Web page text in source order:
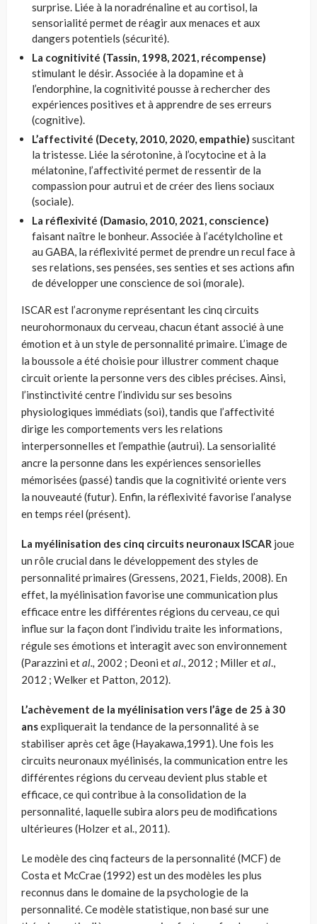
surprise. Liée à la noradrénaline et au cortisol, la
sensorialité permet de réagir aux menaces et aux
dangers potentiels (sécurité).
La cognitivité (Tassin, 1998, 2021, récompense)
stimulant le désir. Associée à la dopamine et à
l’endorphine, la cognitivité pousse à rechercher des
expériences positives et à apprendre de ses erreurs
(cognitive).
L’affectivité (Decety, 2010, 2020, empathie) suscitant
la tristesse. Liée la sérotonine, à l’ocytocine et à la
mélatonine, l’affectivité permet de ressentir de la
compassion pour autrui et de créer des liens sociaux
(sociale).
La réflexivité (Damasio, 2010, 2021, conscience)
faisant naître le bonheur. Associée à l’acétylcholine et
au GABA, la réflexivité permet de prendre un recul face à
ses relations, ses pensées, ses senties et ses actions afin
de développer une conscience de soi (morale).
ISCAR est l’acronyme représentant les cinq circuits
neurohormonaux du cerveau, chacun étant associé à une
émotion et à un style de personnalité primaire. L’image de
la boussole a été choisie pour illustrer comment chaque
circuit oriente la personne vers des cibles précises. Ainsi,
l’instinctivité centre l’individu sur ses besoins
physiologiques immédiats (soi), tandis que l’affectivité
dirige les comportements vers les relations
interpersonnelles et l’empathie (autrui). La sensorialité
ancre la personne dans les expériences sensorielles
mémorisées (passé) tandis que la cognitivité oriente vers
la nouveauté (futur). Enfin, la réflexivité favorise l’analyse
en temps réel (présent).
La myélinisation des cinq circuits neuronaux ISCAR joue
un rôle crucial dans le développement des styles de
personnalité primaires (Gressens, 2021, Fields, 2008). En
effet, la myélinisation favorise une communication plus
efficace entre les différentes régions du cerveau, ce qui
influe sur la façon dont l’individu traite les informations,
régule ses émotions et interagit avec son environnement
(Parazzini etal., 2002 ; Deoni etal., 2012 ; Miller etal.,
2012 ; Welker et Patton, 2012).
L’achèvement de la myélinisation vers l’âge de 25 à 30
ansexpliquerait la tendance de la personnalité à se
stabiliser après cet âge (Hayakawa,1991). Une fois les
circuits neuronaux myélinisés, la communication entre les
différentes régions du cerveau devient plus stable et
efficace, ce qui contribue à la consolidation de la
personnalité, laquelle subira alors peu de modifications
ultérieures (Holzer et al., 2011).
Le modèle des cinq facteurs de la personnalité (MCF) de
Costa et McCrae (1992) est un des modèles les plus
reconnus dans le domaine de la psychologie de la
personnalité. Ce modèle statistique, non basé sur une